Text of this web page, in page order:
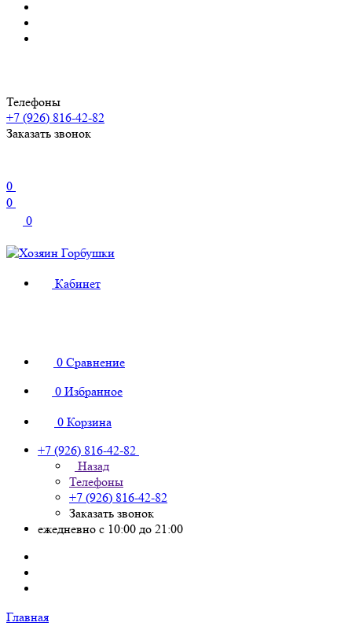
Телефоны
+7 (926) 816-42-82
Заказать звонок
0
0
0
Кабинет
0 Сравнение
0 Избранное
0 Корзина
+7 (926) 816-42-82
Назад
Телефоны
+7 (926) 816-42-82
Заказать звонок
ежедневно с 10:00 до 21:00
Главная